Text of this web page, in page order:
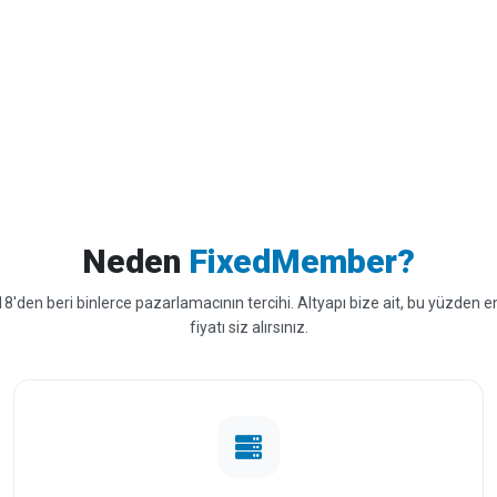
Neden FixedMember?
beri binlerce pazarlamacının tercihi. Altyapı bize ait, bu yüzden
fiyatı siz alırsınız.